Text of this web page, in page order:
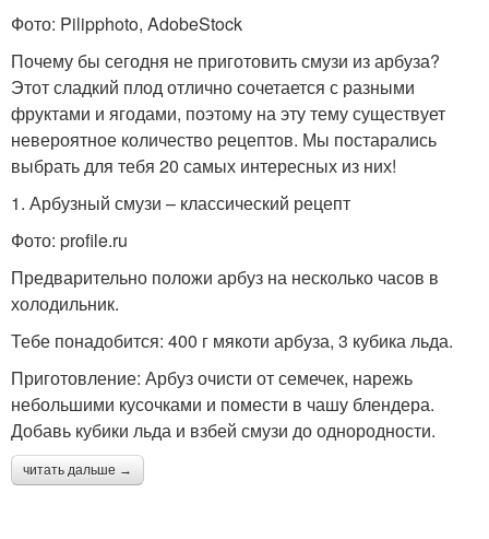
Фото: Pilipphoto, AdobeStock
Почему бы сегодня не приготовить смузи из арбуза?
Этот сладкий плод отлично сочетается с разными
фруктами и ягодами, поэтому на эту тему существует
невероятное количество рецептов. Мы постарались
выбрать для тебя 20 самых интересных из них!
1. Арбузный смузи – классический рецепт
Фото: profile.ru
Предварительно положи арбуз на несколько часов в
холодильник.
Тебе понадобится: 400 г мякоти арбуза, 3 кубика льда.
Приготовление: Арбуз очисти от семечек, нарежь
небольшими кусочками и помести в чашу блендера.
Добавь кубики льда и взбей смузи до однородности.
читать дальше →